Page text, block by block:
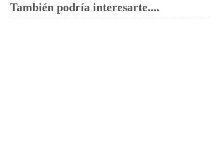
También podría interesarte....